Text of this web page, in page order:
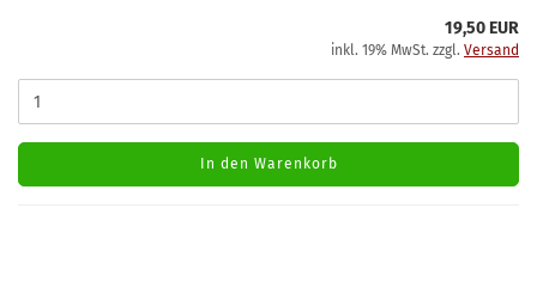
19,50 EUR
inkl. 19% MwSt. zzgl. Versand
In den Warenkorb